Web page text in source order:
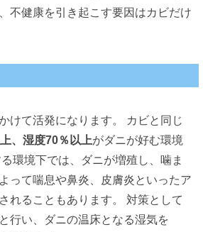
不健康を引き起こす要因はカビだけ
けて活発になります。 カビと同じ
、湿度70％以上がダニが好む環境
環境下では、ダニが増殖し、噛ま
って喘息や鼻炎、皮膚炎といったア
れることもあります。 対策として
行い、ダニの温床となる湿気を